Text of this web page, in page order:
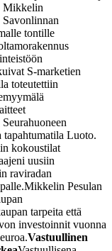
Mikkelin
tontille
S-marketien
toteutettiin
Luoto.
kokoustilat
uusiin
raviradan
Mikkelin Pesulan
tarpeita että
investoinnit vuonna
Vastuullinen